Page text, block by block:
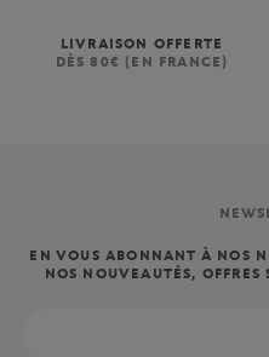
LIVRAISON OFFERTE
DÈS 80€ (EN FRANCE)
EN VOUS ABONNANT À NOS
NOS NOUVEAUTÉS,